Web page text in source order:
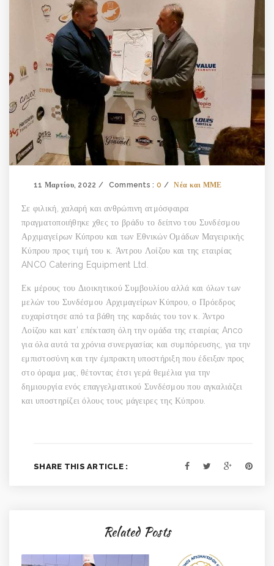
11 Μαρτίου, 2022 Comments : 0 Νέα και ΜΜΕ
Σε φιλική, χαλαρή και ανθρώπινη ατμόσφαιρα
πραγματοποιήθηκε χθες το βράδυ το δείπνο του Συνδέσμου
Αρχιμαγείρων Κύπρου και των Εθνικών Ομάδων Μαγειρικής
Κύπρου προς τιμή του κ. Άντρου Λοίζου και της εταιρίας
ANCO Catering Equipment Ltd.
Εκ μέρους του Διοικητικού Συμβουλίου αλλά και όλων των
μελών του Συνδέσμου Αρχιμαγείρων Κύπρου, ο Πρόεδρος
ευχαρίστησε από τα βάθη της καρδιάς του τον κ. Άντρο
Λοίζου και κατ’ επέκταση όλη την ομάδα της εταιρίας Anco
για όλα αυτά τα χρόνια συνεργασίας και συμπόρευσης, για την
εμπιστοσύνη και την έμπρακτη υποστήριξη που έδειξαν προς
στο όραμα μας, θέτοντας έτσι γερά θεμέλια για την
δημιουργία ενός επαγγελματικού Συνδέσμου που αγκαλιάζει
και υποστηρίζει όλους τους μάγειρες της Κύπρου.
SHARE THIS ARTICLE :
Related Posts